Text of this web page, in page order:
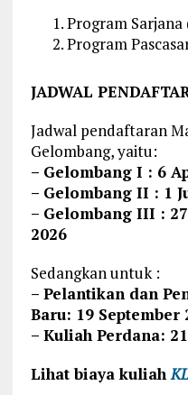
Program Sarjana
Program
JADWAL
Jadwal pendaftaran
Gelombang, yaitu:
– Gelombang I : 6
– Gelombang II : 1
– Gelombang III :
2026
Sedangkan untuk :
– Pelantikan dan
Baru: 19 September
– Kuliah Perdana:
Lihat biaya kuliah